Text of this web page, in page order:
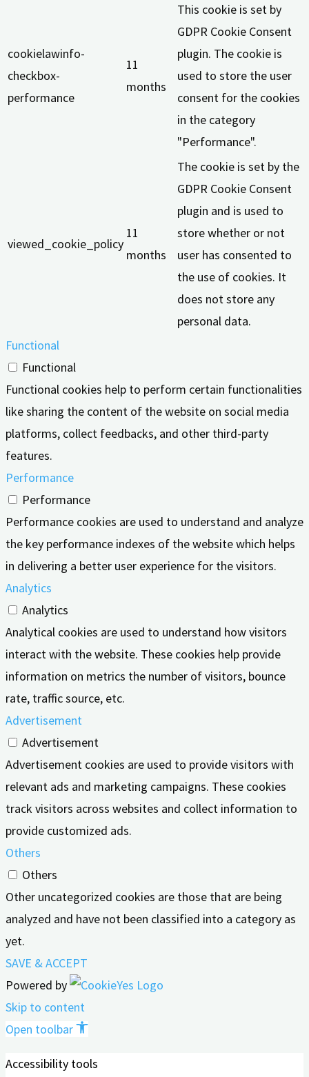
cookielawinfo-
checkbox-
performance
11
months
This cookie is set by
GDPR Cookie Consent
plugin. The cookie is
used to store the user
consent for the cookies
in the category
"Performance".
viewed_cookie_policy
11
months
The cookie is set by the
GDPR Cookie Consent
plugin and is used to
store whether or not
user has consented to
the use of cookies. It
does not store any
personal data.
Functional
Functional
Functional cookies help to perform certain functionalities
like sharing the content of the website on social media
platforms, collect feedbacks, and other third-party
features.
Performance
Performance
Performance cookies are used to understand and analyze
the key performance indexes of the website which helps
in delivering a better user experience for the visitors.
Analytics
Analytics
Analytical cookies are used to understand how visitors
interact with the website. These cookies help provide
information on metrics the number of visitors, bounce
rate, traffic source, etc.
Advertisement
Advertisement
Advertisement cookies are used to provide visitors with
relevant ads and marketing campaigns. These cookies
track visitors across websites and collect information to
provide customized ads.
Others
Others
Other uncategorized cookies are those that are being
analyzed and have not been classified into a category as
yet.
SAVE & ACCEPT
Powered by
Skip to content
Open toolbar
Accessibility tools